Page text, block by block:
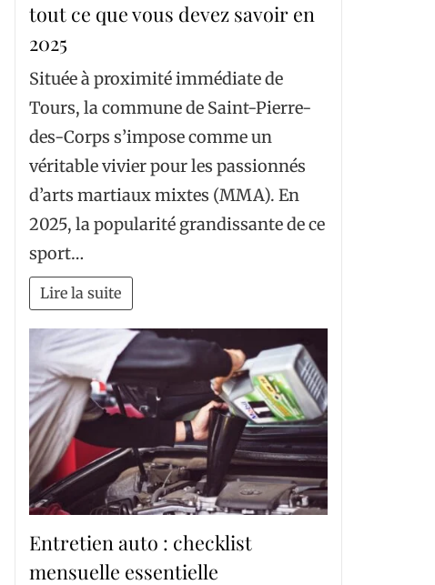
tout ce que vous devez savoir en
2025
Située à proximité immédiate de
Tours, la commune de Saint-Pierre-
des-Corps s’impose comme un
véritable vivier pour les passionnés
d’arts martiaux mixtes (MMA). En
2025, la popularité grandissante de ce
sport…
Lire la suite
Entretien auto : checklist
mensuelle essentielle